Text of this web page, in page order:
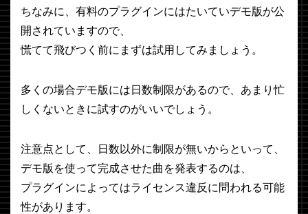
ちなみに、有料のプラグインにはたいていデモ版が公
開されていますので、
慌てて飛びつく前にまずは試用してみましょう。
多くの場合デモ版には日数制限があるので、あまり忙
しくないときに試すのがいいでしょう。
注意点として、日数以外に制限が無いからといって、
デモ版を使って完成させた曲を発表するのは、
プラグインによってはライセンス違反に問われる可能
性があります。